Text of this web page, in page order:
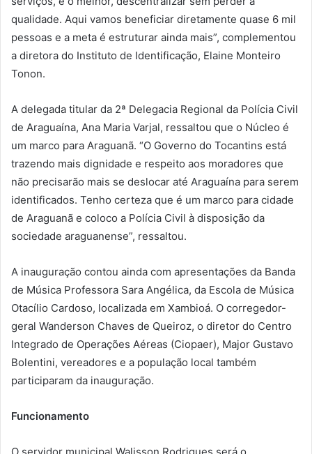
qualidade. Aqui vamos beneficiar diretamente quase 6 mil
pessoas e a meta é estruturar ainda mais”, complementou
a diretora do Instituto de Identificação, Elaine Monteiro
Tonon.
A delegada titular da 2ª Delegacia Regional da Polícia Civil
de Araguaína, Ana Maria Varjal, ressaltou que o Núcleo é
um marco para Araguanã. “O Governo do Tocantins está
trazendo mais dignidade e respeito aos moradores que
não precisarão mais se deslocar até Araguaína para serem
identificados. Tenho certeza que é um marco para cidade
de Araguanã e coloco a Polícia Civil à disposição da
sociedade araguanense”, ressaltou.
A inauguração contou ainda com apresentações da Banda
de Música Professora Sara Angélica, da Escola de Música
Otacílio Cardoso, localizada em Xambioá. O corregedor-
geral Wanderson Chaves de Queiroz, o diretor do Centro
Integrado de Operações Aéreas (Ciopaer), Major Gustavo
Bolentini, vereadores e a população local também
participaram da inauguração.
Funcionamento